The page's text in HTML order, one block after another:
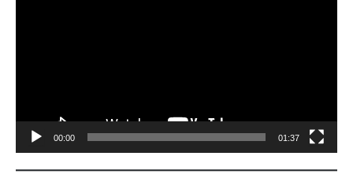
d
c
00:00 01:37